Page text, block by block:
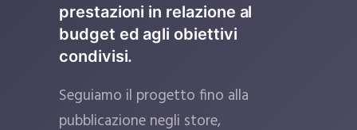
prestazioni in relazione al
budget ed agli obiettivi
condivisi.
Seguiamo il progetto fino alla
pubblicazione negli store,